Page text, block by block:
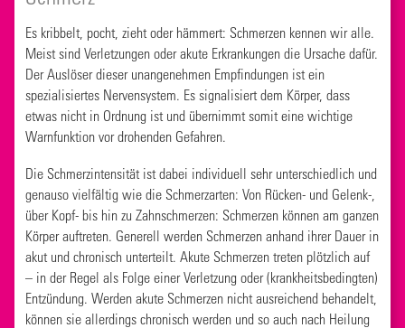
Es kribbelt, pocht, zieht oder hämmert: Schmerzen kennen wir alle.
Meist sind Verletzungen oder akute Erkrankungen die Ursache dafür.
Der Auslöser dieser unangenehmen Empfindungen ist ein
spezialisiertes Nervensystem. Es signalisiert dem Körper, dass
etwas nicht in Ordnung ist und übernimmt somit eine wichtige
Warnfunktion vor drohenden Gefahren.
Die Schmerzintensität ist dabei individuell sehr unterschiedlich und
genauso vielfältig wie die Schmerzarten: Von Rücken- und Gelenk-,
über Kopf- bis hin zu Zahnschmerzen: Schmerzen können am ganzen
Körper auftreten. Generell werden Schmerzen anhand ihrer Dauer in
akut und chronisch unterteilt. Akute Schmerzen treten plötzlich auf
– in der Regel als Folge einer Verletzung oder (krankheitsbedingten)
Entzündung. Werden akute Schmerzen nicht ausreichend behandelt,
können sie allerdings chronisch werden und so auch nach Heilung